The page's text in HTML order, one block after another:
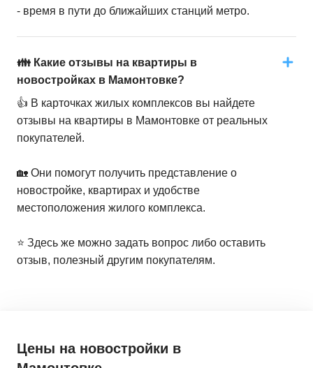
- время в пути до ближайших станций метро.
👪 Какие отзывы на квартиры в
новостройках в Мамонтовке?
👍 В карточках жилых комплексов вы найдете
отзывы на квартиры в Мамонтовке от реальных
покупателей.
🏡 Они помогут получить представление о
новостройке, квартирах и удобстве
местоположения жилого комплекса.
⭐️ Здесь же можно задать вопрос либо оставить
отзыв, полезный другим покупателям.
Цены на новостройки в